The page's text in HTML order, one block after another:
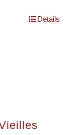
Details